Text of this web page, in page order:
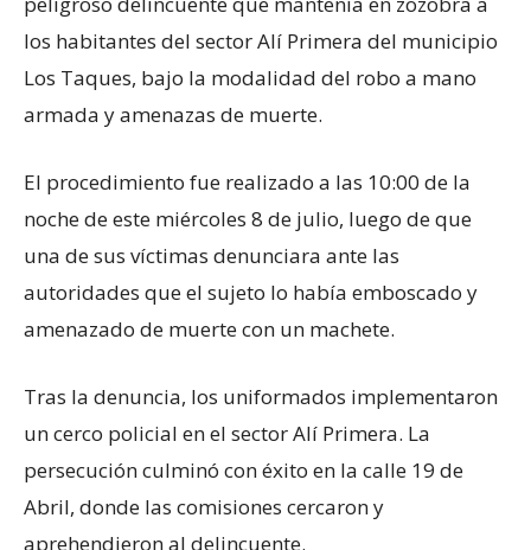
los habitantes del sector Alí Primera del municipio
Los Taques, bajo la modalidad del robo a mano
armada y amenazas de muerte.
El procedimiento fue realizado a las 10:00 de la
noche de este miércoles 8 de julio, luego de que
una de sus víctimas denunciara ante las
autoridades que el sujeto lo había emboscado y
amenazado de muerte con un machete.
Tras la denuncia, los uniformados implementaron
un cerco policial en el sector Alí Primera. La
persecución culminó con éxito en la calle 19 de
Abril, donde las comisiones cercaron y
aprehendieron al delincuente.